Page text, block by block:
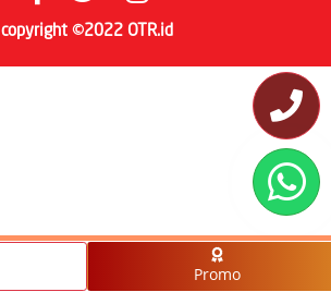
Promo
copyright ©2022 OTR.id